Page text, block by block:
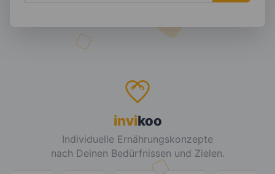
invikoo
Individuelle Ernährungskonzepte
nach Deinen Bedürfnissen und Zielen.